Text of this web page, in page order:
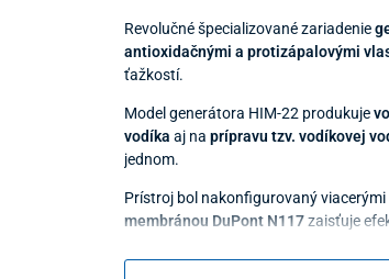
Revolučné špecializované zariadenie
antioxidačnými a protizápalovými
ťažkostí.
Model generátora HIM-22 produkuje
vodíka aj na prípravu tzv. vodíkovej
jednom.
Prístroj bol nakonfigurovaný
membránou DuPont N117zaisťuje
informovaní aj o kvalite vody.